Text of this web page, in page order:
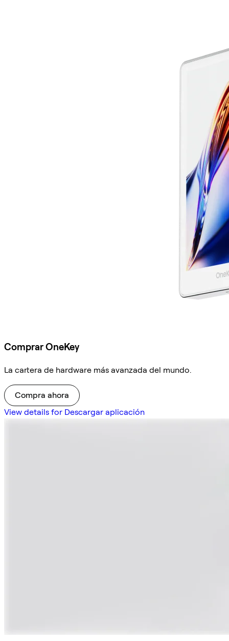
Comprar OneKey
La cartera de hardware más avanzada del mundo.
Compra ahora
View details for Descargar aplicación